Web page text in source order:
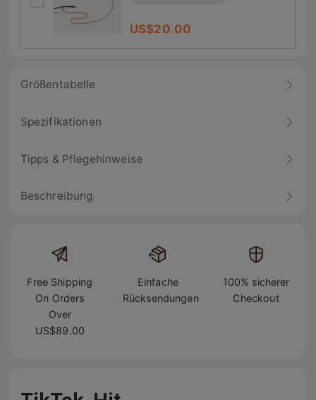
US$20.00
Größentabelle
Spezifikationen
Tipps & Pflegehinweise
Beschreibung
Free Shipping
On Orders
Over
US$89.00
Einfache
Rücksendungen
100% sicherer
Checkout